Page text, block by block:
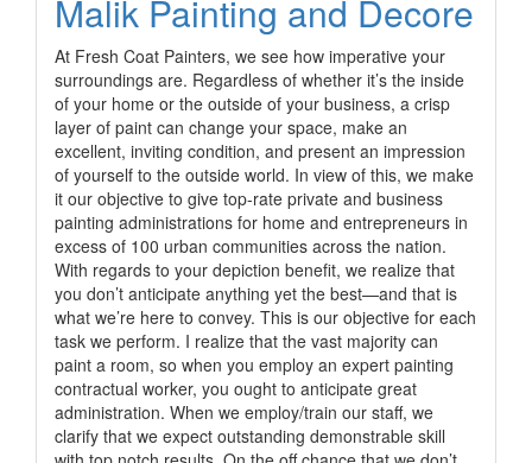
Malik Painting and Decore
At Fresh Coat Painters, we see how imperative your
surroundings are. Regardless of whether it’s the inside
of your home or the outside of your business, a crisp
layer of paint can change your space, make an
excellent, inviting condition, and present an impression
of yourself to the outside world. In view of this, we make
it our objective to give top-rate private and business
painting administrations for home and entrepreneurs in
excess of 100 urban communities across the nation.
With regards to your depiction benefit, we realize that
you don’t anticipate anything yet the best—and that is
what we’re here to convey. This is our objective for each
task we perform. I realize that the vast majority can
paint a room, so when you employ an expert painting
contractual worker, you ought to anticipate great
administration. When we employ/train our staff, we
clarify that we expect outstanding demonstrable skill